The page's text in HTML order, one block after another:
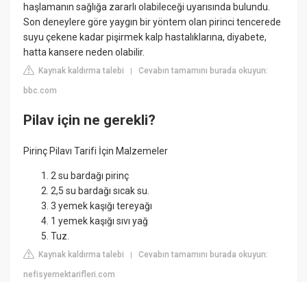
haşlamanın sağlığa zararlı olabileceği uyarısında bulundu.
Son deneylere göre yaygın bir yöntem olan pirinci tencerede
suyu çekene kadar pişirmek kalp hastalıklarına, diyabete,
hatta kansere neden olabilir.
Kaynak kaldırma talebi |Cevabın tamamını burada okuyun:
bbc.com
Pilav için ne gerekli?
Pirinç Pilavı Tarifi İçin Malzemeler
2 su bardağı pirinç
2,5 su bardağı sıcak su.
3 yemek kaşığı tereyağı
1 yemek kaşığı sıvı yağ
Tuz.
Kaynak kaldırma talebi |Cevabın tamamını burada okuyun:
nefisyemektarifleri.com